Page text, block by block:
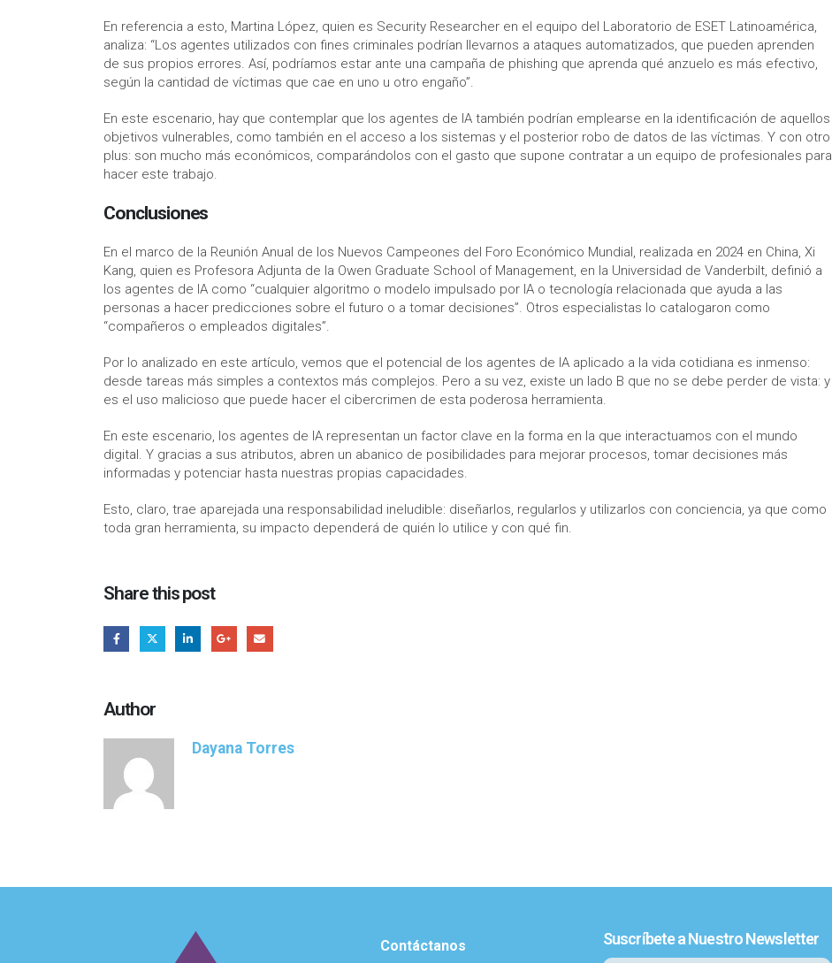
En referencia a esto, Martina López, quien es Security Researcher en el equipo del Laboratorio de ESET Latinoamérica,
analiza: “Los agentes utilizados con fines criminales podrían llevarnos a ataques automatizados, que pueden aprenden
de sus propios errores. Así, podríamos estar ante una campaña de phishing que aprenda qué anzuelo es más efectivo,
según la cantidad de víctimas que cae en uno u otro engaño”.
En este escenario, hay que contemplar que los agentes de IA también podrían emplearse en la identificación de aquellos
objetivos vulnerables, como también en el acceso a los sistemas y el posterior robo de datos de las víctimas. Y con otro
plus: son mucho más económicos, comparándolos con el gasto que supone contratar a un equipo de profesionales para
hacer este trabajo.
Conclusiones
En el marco de la Reunión Anual de los Nuevos Campeones del Foro Económico Mundial, realizada en 2024 en China, Xi
Kang, quien es Profesora Adjunta de la Owen Graduate School of Management, en la Universidad de Vanderbilt, definió a
los agentes de IA como “cualquier algoritmo o modelo impulsado por IA o tecnología relacionada que ayuda a las
personas a hacer predicciones sobre el futuro o a tomar decisiones”. Otros especialistas lo catalogaron como
“compañeros o empleados digitales”.
Por lo analizado en este artículo, vemos que el potencial de los agentes de IA aplicado a la vida cotidiana es inmenso:
desde tareas más simples a contextos más complejos. Pero a su vez, existe un lado B que no se debe perder de vista: y
es el uso malicioso que puede hacer el cibercrimen de esta poderosa herramienta.
En este escenario, los agentes de IA representan un factor clave en la forma en la que interactuamos con el mundo
digital. Y gracias a sus atributos, abren un abanico de posibilidades para mejorar procesos, tomar decisiones más
informadas y potenciar hasta nuestras propias capacidades.
Esto, claro, trae aparejada una responsabilidad ineludible: diseñarlos, regularlos y utilizarlos con conciencia, ya que como
toda gran herramienta, su impacto dependerá de quién lo utilice y con qué fin.
Share this post
Author
Dayana Torres
Contáctanos Suscríbete a Nuestro Newsletter